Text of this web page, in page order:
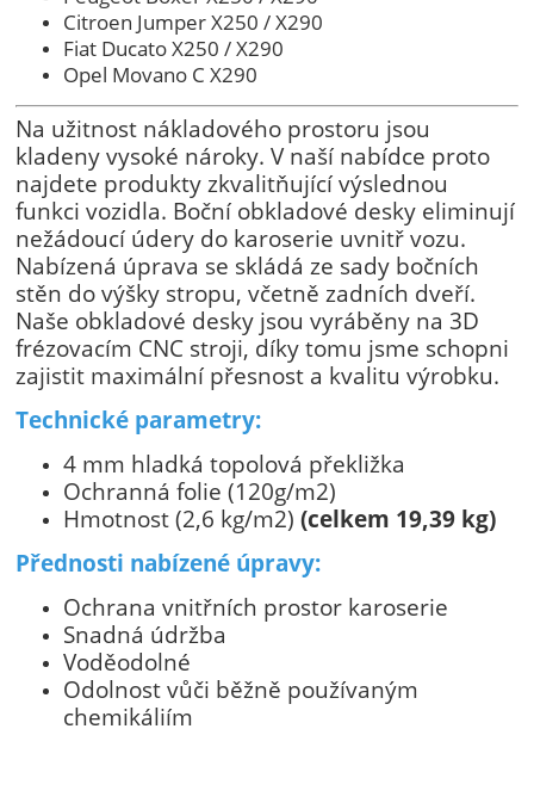
Citroen Jumper X250 / X290
Fiat Ducato X250 / X290
Opel Movano C X290
Na užitnost nákladového prostoru jsou
kladeny vysoké nároky. V naší nabídce proto
najdete produkty zkvalitňující výslednou
funkci vozidla. Boční obkladové desky eliminují
nežádoucí údery do karoserie uvnitř vozu.
Nabízená úprava se skládá ze sady bočních
stěn do výšky stropu, včetně zadních dveří.
Naše obkladové desky jsou vyráběny na 3D
frézovacím CNC stroji, díky tomu jsme schopni
zajistit maximální přesnost a kvalitu výrobku.
Technické parametry:
4 mm hladká topolová překližka
Ochranná folie (120g/m2)
Hmotnost (2,6 kg/m2)(celkem 19,39 kg)
Přednosti nabízené úpravy:
Ochrana vnitřních prostor karoserie
Snadná údržba
Voděodolné
Odolnost vůči běžně používaným
chemikáliím